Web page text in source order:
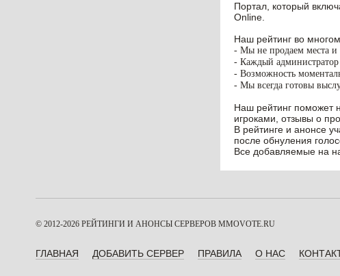
Портал, который
Online.
Наш рейтинг во
- Мы не продаем места и
- Каждый администратор
- Возможность
- Мы всегда готовы
Наш рейтинг поможет
игроками, отзывы о
В рейтинге и анонсе
после обнуления
Все добавляемые на
© 2012-2026 РЕЙТИНГИ И АНОНСЫ СЕРВЕРОВ MMOVOTE.RU
ГЛАВНАЯ ДОБАВИТЬ СЕРВЕР ПРАВИЛА О НАС